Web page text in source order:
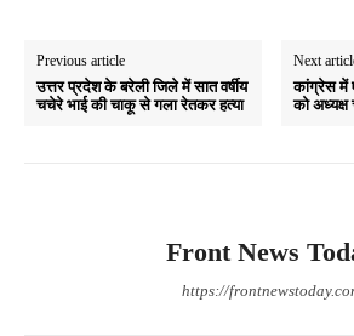
Previous article
उत्तर प्रदेश के बरेली जिले में सात वर्षीय
चचेरे भाई की चाकू से गला रेतकर हत्या
Next
कांग्रेस में
को अध्यक्ष
Front News
https://